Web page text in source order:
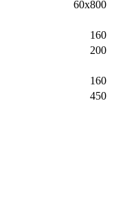
60х800
160
200
160
450